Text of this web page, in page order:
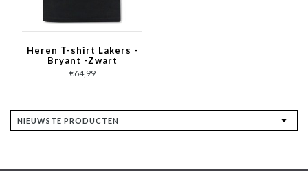
Heren T-shirt Lakers -
Bryant -Zwart
€64,99